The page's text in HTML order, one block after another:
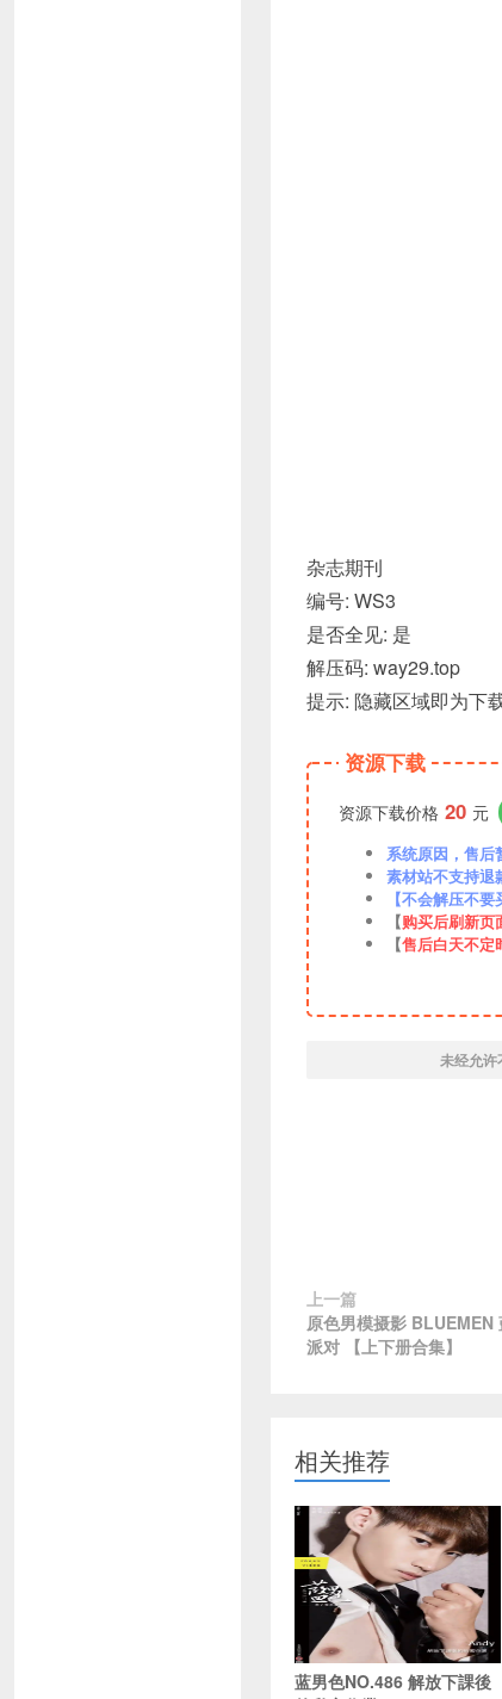
杂志期刊
编号: WS3
是否全见: 是
解压码: way29.top
提示: 隐藏区域即为下
资源下载
资源下载价格 20 元
系统原因，售后
素材站不支持退
【不会解压不
【购买后刷新页
【售后白天不定
未经允许
上一篇
原色男模摄影 BLUEMEN
派对 【上下册合集】
相关推荐
蓝男色NO.486 解放下課後